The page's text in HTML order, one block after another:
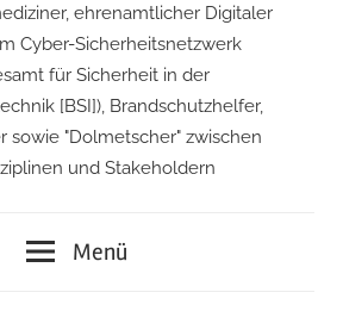
ehrenamtlicher Digitaler
Cyber-Sicherheitsnetzwerk
für Sicherheit in der
[BSI]), Brandschutzhelfer,
sowie "Dolmetscher" zwischen
und Stakeholdern
Menü